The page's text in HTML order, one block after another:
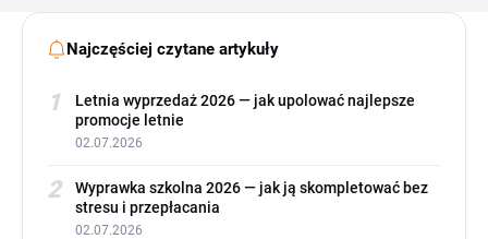
Najczęściej czytane artykuły
1
Letnia wyprzedaż 2026 — jak upolować najlepsze
promocje letnie
02.07.2026
2
Wyprawka szkolna 2026 — jak ją skompletować bez
stresu i przepłacania
02.07.2026